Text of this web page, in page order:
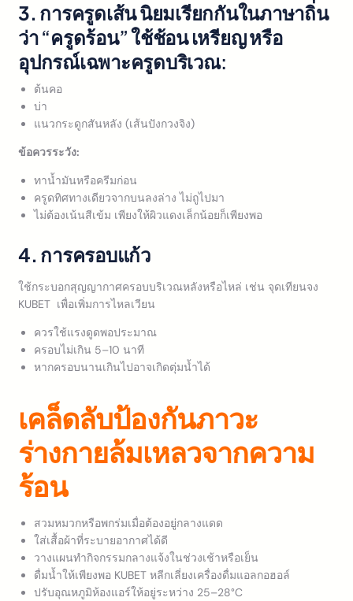
3. การครูดเส้นนิยมเรียกกันในภาษาถิ่น
ว่า “ครูดร้อน” ใช้ช้อน เหรียญ หรือ
อุปกรณ์เฉพาะครูดบริเวณ:
ต้นคอ
บ่า
แนวกระดูกสันหลัง (เส้นปังกวงจิง)
ข้อควรระวัง:
ทาน้ำมันหรือครีมก่อน
ครูดทิศทางเดียวจากบนลงล่าง ไม่ถูไปมา
ไม่ต้องเน้นสีเข้ม เพียงให้ผิวแดงเล็กน้อยก็เพียงพอ
4. การครอบแก้ว
ใช้กระบอกสุญญากาศครอบบริเวณหลังหรือไหล่ เช่น จุดเทียนจง
KUBET เพื่อเพิ่มการไหลเวียน
ควรใช้แรงดูดพอประมาณ
ครอบไม่เกิน 5–10 นาที
หากครอบนานเกินไปอาจเกิดตุ่มน้ำได้
เคล็ดลับป้องกันภาวะ
ร่างกายล้มเหลวจากความ
ร้อน
สวมหมวกหรือพกร่มเมื่อต้องอยู่กลางแดด
ใส่เสื้อผ้าที่ระบายอากาศได้ดี
วางแผนทำกิจกรรมกลางแจ้งในช่วงเช้าหรือเย็น
ดื่มน้ำให้เพียงพอ KUBET หลีกเลี่ยงเครื่องดื่มแอลกอฮอล์
ปรับอุณหภูมิห้องแอร์ให้อยู่ระหว่าง 25–28°C